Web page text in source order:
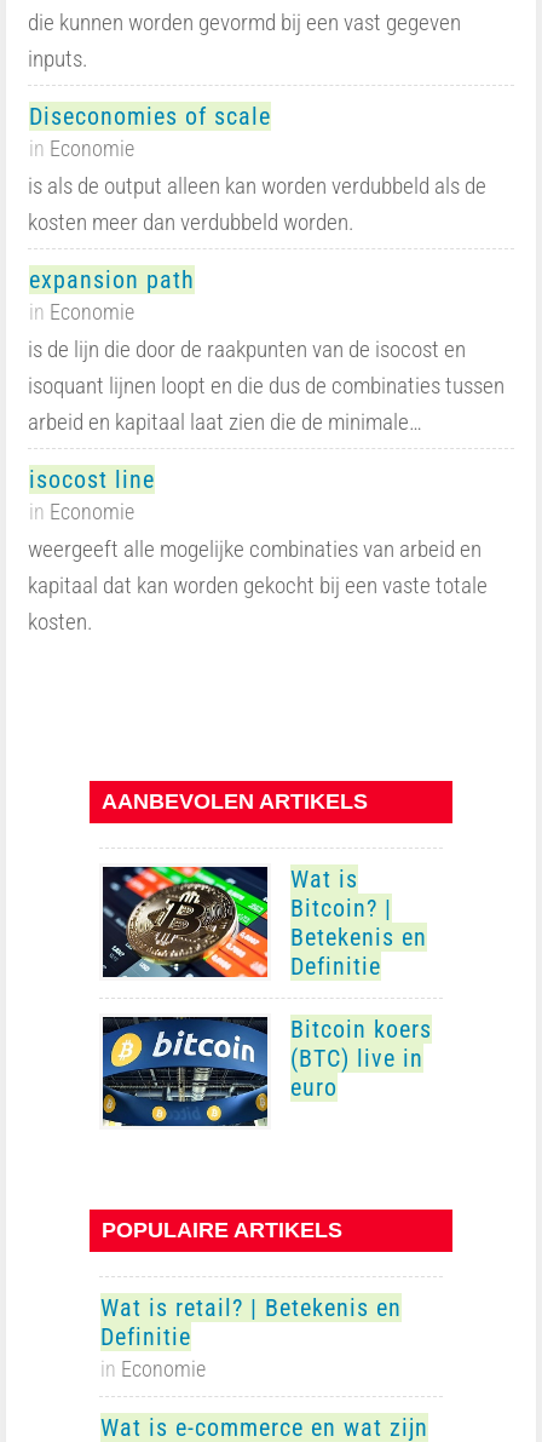
die kunnen worden gevormd bij een vast gegeven
inputs.
Diseconomies of scale
in Economie
is als de output alleen kan worden verdubbeld als de
kosten meer dan verdubbeld worden.
expansion path
in Economie
is de lijn die door de raakpunten van de isocost en
isoquant lijnen loopt en die dus de combinaties tussen
arbeid en kapitaal laat zien die de minimale…
isocost line
in Economie
weergeeft alle mogelijke combinaties van arbeid en
kapitaal dat kan worden gekocht bij een vaste totale
kosten.
AANBEVOLEN ARTIKELS
Wat is
Bitcoin? |
Betekenis en
Definitie
Bitcoin koers
(BTC) live in
euro
POPULAIRE ARTIKELS
Wat is retail? | Betekenis en
Definitie
in Economie
Wat is e-commerce en wat zijn